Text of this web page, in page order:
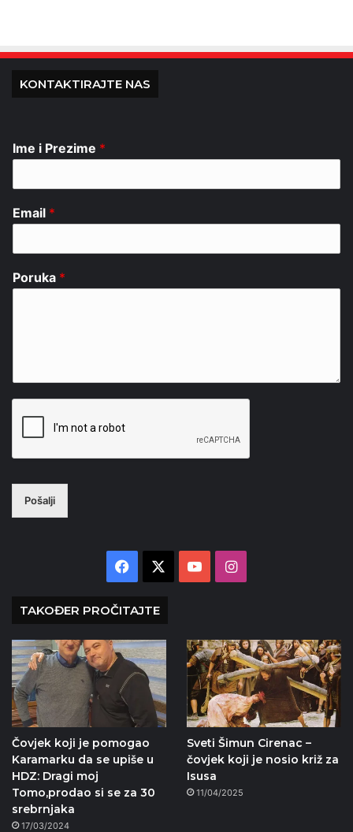
KONTAKTIRAJTE NAS
Ime i Prezime *
Email *
Poruka *
Pošalji
Facebook YouTubeInstagram
TAKOĐER PROČITAJTE
Čovjek koji je pomogao
Karamarku da se upiše u
HDZ: Dragi moj
Tomo,prodao si se za 30
srebrnjaka
17/03/2024
Sveti Šimun Cirenac –
čovjek koji je nosio križ za
Isusa
11/04/2025